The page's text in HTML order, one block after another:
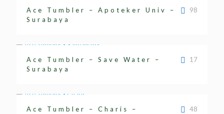
Ace Tumbler – Apoteker Univ –
Surabaya
98
Ace Tumbler – Save Water –
Surabaya
17
Ace Tumbler – Charis –
48